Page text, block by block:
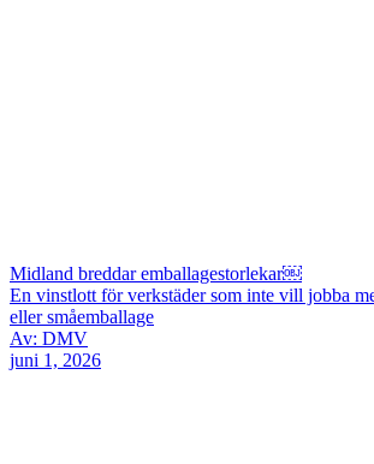
Midland breddar emballagestorlekar￼
En vinstlott för verkstäder som inte vill jobba
eller småemballage
Av: DMV
juni 1, 2026